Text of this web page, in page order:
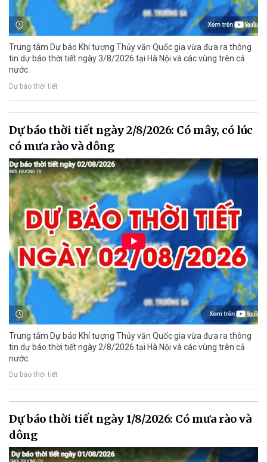
Trung tâm Dự báo Khí tượng Thủy văn Quốc gia vừa đưa ra thông
tin dự báo thời tiết ngày 3/8/2026 tại Hà Nội và các vùng trên cả
nước.
Dự báo thời tiết
Dự báo thời tiết ngày 2/8/2026: Có mây, có lúc
có mưa rào và dông
Trung tâm Dự báo Khí tượng Thủy văn Quốc gia vừa đưa ra thông
tin dự báo thời tiết ngày 2/8/2026 tại Hà Nội và các vùng trên cả
nước.
Dự báo thời tiết
Dự báo thời tiết ngày 1/8/2026: Có mưa rào và
dông